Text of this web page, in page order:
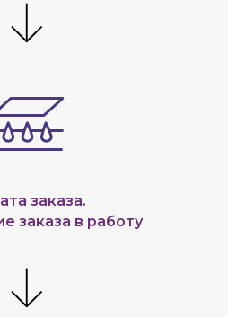
заказа.
заказа в работу